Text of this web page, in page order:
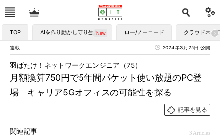
TOP AIを作り動かし守り生かす ロー/ノーコード クラウドネイ
連載 2024年3月25日 公開
月額換算750円で5年間パケット使い放題のPC登
場 キャリア5Gオフィスの可能性を探る
羽ばたけ！ネットワークエンジニア（75）
記事を見る
関連記事 3 Articles